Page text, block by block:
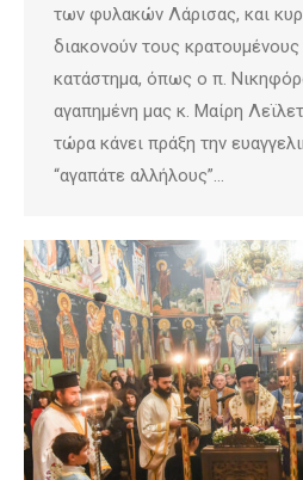
των φυλακών Λάρισας, και
διακονούν τους
κατάστημα, όπως ο π.
αγαπημένη μας κ. Μαίρη
τώρα κάνει πράξη την
“αγαπάτε αλλήλους”…